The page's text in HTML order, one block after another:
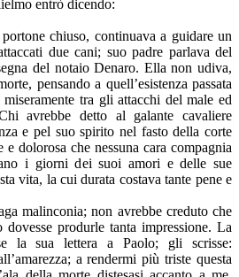
entrò dicendo:
chiuso, continuava a guidare un
due cani; suo padre parlava del
del notaio Denaro. Ella non udiva,
pensando a quell’esistenza passata
tra gli attacchi del male ed
avrebbe detto al galante cavaliere
e pel suo spirito nel fasto della corte
dolorosa che nessuna cara compagnia
i giorni dei suoi amori e delle sue
vita, la cui durata costava tante pene e
malinconia; non avrebbe creduto che
dovesse produrle tanta impressione. La
la sua lettera a Paolo; gli scrisse:
a rendermi più triste questa